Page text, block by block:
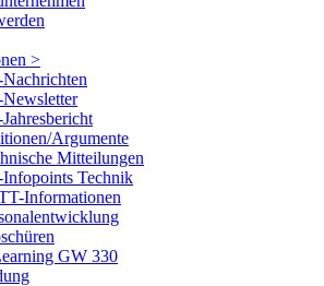
>
Argumente
Mitteilungen
Technik
Informationen
GW 330